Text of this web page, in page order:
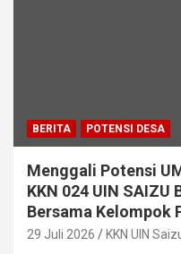
BERITA POTENSI DESA
Menggali Potensi
KKN 024 UIN
Bersama Kelompok
29 Juli 2026 KKN UIN